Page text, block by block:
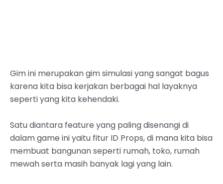
Gim ini merupakan gim simulasi yang sangat bagus
karena kita bisa kerjakan berbagai hal layaknya
seperti yang kita kehendaki.
Satu diantara feature yang paling disenangi di
dalam game ini yaitu fitur ID Props, di mana kita bisa
membuat bangunan seperti rumah, toko, rumah
mewah serta masih banyak lagi yang lain.